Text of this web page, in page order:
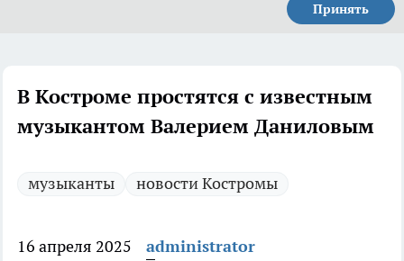
Принять
В Костроме простятся с известным
музыкантом Валерием Даниловым
музыканты новости Костромы
16 апреля 2025
administrator